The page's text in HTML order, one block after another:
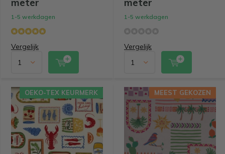
meter
1-5 werkdagen
Vergelijk
meter
1-5 werkdagen
Vergelijk
OEKO-TEX KEURMERK MEEST GEKOZEN